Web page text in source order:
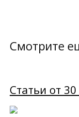
Смотрите
Статьи от